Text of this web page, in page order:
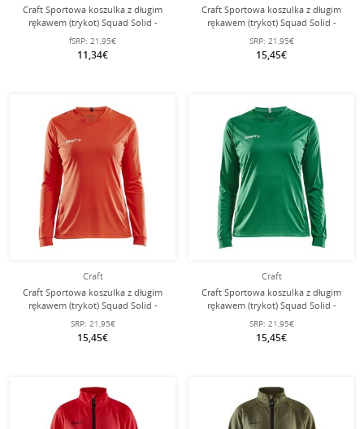
Craft Sportowa koszulka z długim
rękawem (trykot) Squad Solid -
wysoka elastyczność, ergonomiczny
design - niebieski królewski dla
kobiet
fSRP: 21,95€
11,34€
Craft Sportowa koszulka z długim
rękawem (trykot) Squad Solid -
wysoka elastyczność, ergonomiczny
design - różowa damska
SRP: 21,95€
15,45€
Craft
Craft Sportowa koszulka z długim
rękawem (trykot) Squad Solid -
wysoka elastyczność, ergonomiczny
design - pomarańczowy damski
SRP: 21,95€
15,45€
Craft
Craft Sportowa koszulka z długim
rękawem (trykot) Squad Solid -
wysoka elastyczność, ergonomiczny
design - zielona damska
SRP: 21,95€
15,45€